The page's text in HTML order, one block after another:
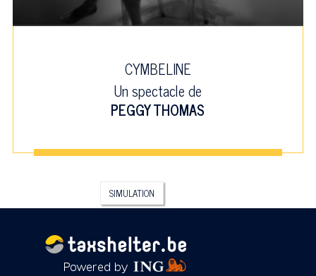
CYMBELINE
Un spectacle de
PEGGY THOMAS
SIMULATION